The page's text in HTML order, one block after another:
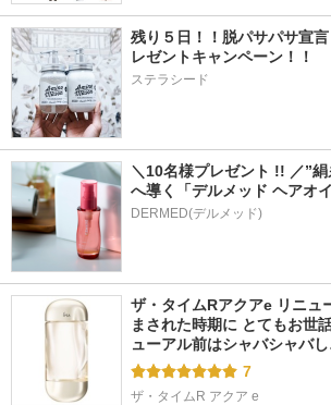
残り５日！！脱パサパサ宣
レゼントキャンペーン！！
ステラシード
＼10名様プレゼント !! ／”
へ導く「デルメッド ヘアオ
DERMED(デルメッド)
ザ・タイムRアクアe リニュ
まされた時期に とてもお世
ューアル前はシャバシャバ
7
ザ・タイムR アクア e